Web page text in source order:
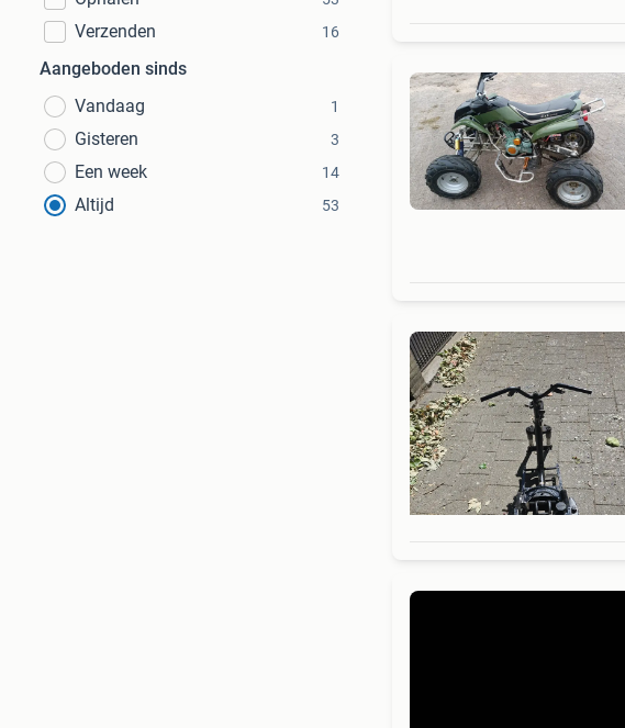
Verzenden 16
Aangeboden sinds
Vandaag
1
Gisteren 3
Een week 14
Altijd 53